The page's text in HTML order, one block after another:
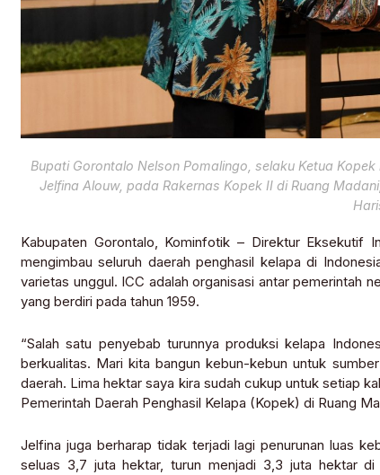
Bupati Gorontalo Nelson Pomalingo, selaku Ketua
Jelfina Alouw, pada Rakernas Kopek II di Ruang
Kabupaten Gorontalo, Kominfotik – Direktur Eksekutif
mengimbau seluruh daerah penghasil kelapa di
varietas unggul. ICC adalah organisasi antar pemerintah
yang berdiri pada tahun 1959.
“Salah satu penyebab turunnya produksi kelapa
berkualitas. Mari kita bangun kebun-kebun untuk
daerah. Lima hektar saya kira sudah cukup untuk setiap
Pemerintah Daerah Penghasil Kelapa (Kopek) di Ruang
Jelfina juga berharap tidak terjadi lagi penurunan luas
seluas 3,7 juta hektar, turun menjadi 3,3 juta hektar